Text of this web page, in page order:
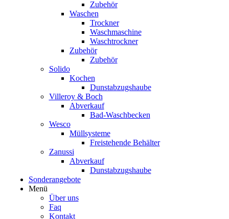
Zubehör
Waschen
Trockner
Waschmaschine
Waschtrockner
Zubehör
Zubehör
Solido
Kochen
Dunstabzugshaube
Villeroy & Boch
Abverkauf
Bad-Waschbecken
Wesco
Müllsysteme
Freistehende Behälter
Zanussi
Abverkauf
Dunstabzugshaube
Sonderangebote
Menü
Über uns
Faq
Kontakt